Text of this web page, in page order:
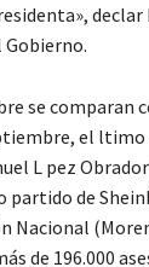
declar
se comparan
el ltimo
L pez
partido de
Nacional
de 196.000